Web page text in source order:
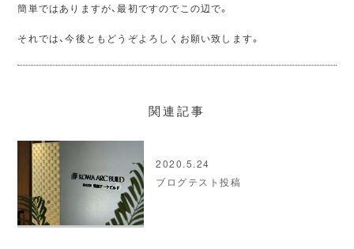
簡単ではありますが、最初ですのでこの辺で。
それでは、今後ともどうぞよろしくお願い致します。
関連記事
2020.5.24
ブログテスト投稿